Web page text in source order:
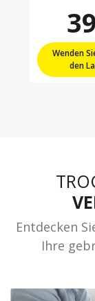
Wenden
den
Entdecken
Ihre